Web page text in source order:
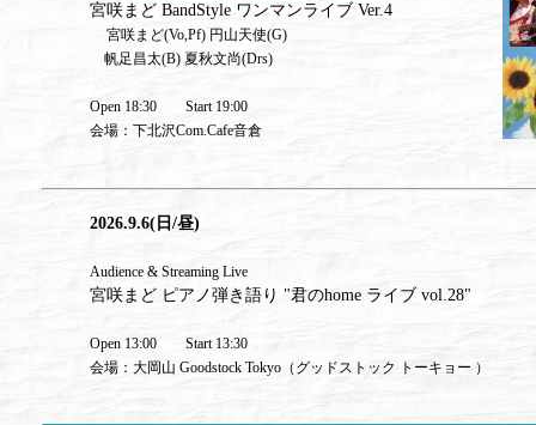
宮咲まど BandStyle ワンマンライブ Ver.4
宮咲まど(Vo,Pf) 円山天使(G)
帆足昌太(B) 夏秋文尚(Drs)
Open 18:30 Start 19:00
会場：下北沢Com.Cafe音倉
2026.9.6(日/昼)
Audience & Streaming Live
宮咲まど ピアノ弾き語り "君のhome ライブ vol.28"
Open 13:00 Start 13:30
会場：大岡山 Goodstock Tokyo（グッドストック トーキョー ）